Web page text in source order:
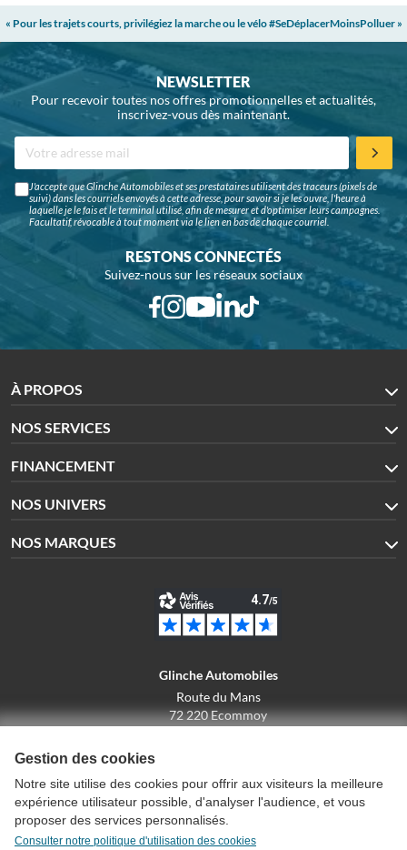
« Pour les trajets courts, privilégiez la marche ou le vélo #SeDéplacerMoinsPolluer »
NEWSLETTER
Pour recevoir toutes nos offres promotionnelles et actualités,
inscrivez-vous dès maintenant.
J'accepte que Glinche Automobiles et ses prestataires utilisent des traceurs (pixels de
suivi) dans les courriels envoyés à cette adresse, pour savoir si je les ouvre, l'heure à
laquelle je le fais et le terminal utilisé, afin de mesurer et d'optimiser leurs campagnes.
Facultatif, révocable à tout moment via le lien en bas de chaque courriel.
RESTONS CONNECTÉS
Suivez-nous sur les réseaux sociaux
À PROPOS
NOS SERVICES
FINANCEMENT
NOS UNIVERS
NOS MARQUES
Glinche Automobiles
Route du Mans
72 220 Ecommoy
Conditions générales de vente
Gestion des cookies
Notre site utilise des cookies pour offrir aux visiteurs la meilleure
expérience utilisateur possible, d'analyser l'audience, et vous
proposer des services personnalisés.
Consulter notre politique d'utilisation des cookies